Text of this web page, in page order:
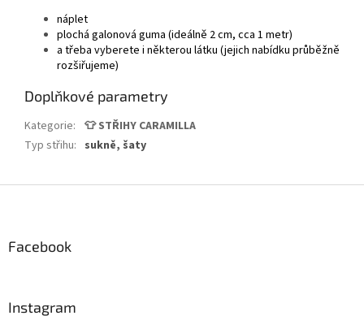
náplet
plochá galonová guma (ideálně 2 cm, cca 1 metr)
a třeba vyberete i některou látku (jejich nabídku průběžně
rozšiřujeme)
Doplňkové parametry
Kategorie: 👕 STŘIHY CARAMILLA
Typ střihu: sukně, šaty
Facebook
Instagram